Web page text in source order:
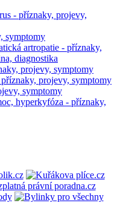
- příznaky, projevy,
symptomy
artropatie - příznaky,
diagnostika
projevy, symptomy
projevy, symptomy
symptomy
hyperkyfóza - příznaky,